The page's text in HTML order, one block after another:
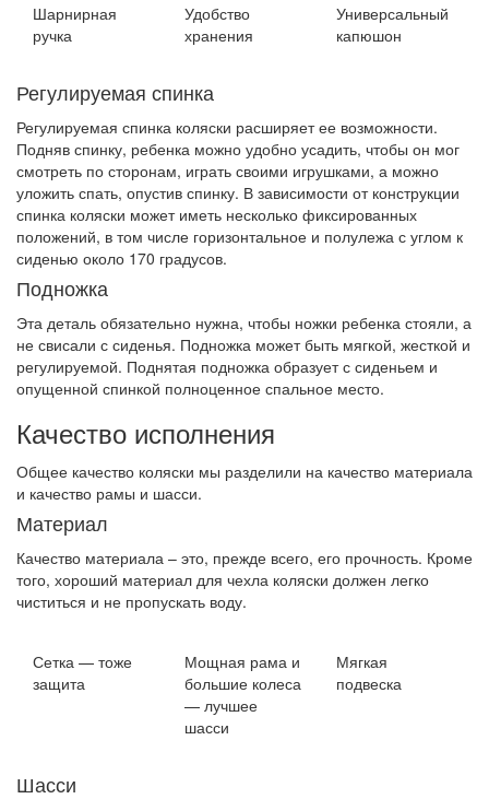
Шарнирная
ручка
Удобство
хранения
Универсальный
капюшон
Регулируемая спинка
Регулируемая спинка коляски расширяет ее возможности.
Подняв спинку, ребенка можно удобно усадить, чтобы он мог
смотреть по сторонам, играть своими игрушками, а можно
уложить спать, опустив спинку. В зависимости от конструкции
спинка коляски может иметь несколько фиксированных
положений, в том числе горизонтальное и полулежа с углом к
сиденью около 170 градусов.
Подножка
Эта деталь обязательно нужна, чтобы ножки ребенка стояли, а
не свисали с сиденья. Подножка может быть мягкой, жесткой и
регулируемой. Поднятая подножка образует с сиденьем и
опущенной спинкой полноценное спальное место.
Качество исполнения
Общее качество коляски мы разделили на качество материала
и качество рамы и шасси.
Материал
Качество материала – это, прежде всего, его прочность. Кроме
того, хороший материал для чехла коляски должен легко
чиститься и не пропускать воду.
Сетка — тоже
защита
Мощная рама и
большие колеса
— лучшее
шасси
Мягкая
подвеска
Шасси